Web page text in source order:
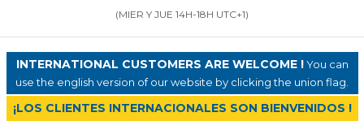
(MIER Y JUE 14H-18H UTC+1)
INTERNATIONAL CUSTOMERS ARE WELCOME !You can
use the english version of our website by clicking the union flag.
¡LOS CLIENTES INTERNACIONALES SON BIENVENIDOS !